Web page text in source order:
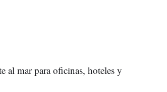
al mar para oficinas, hoteles y